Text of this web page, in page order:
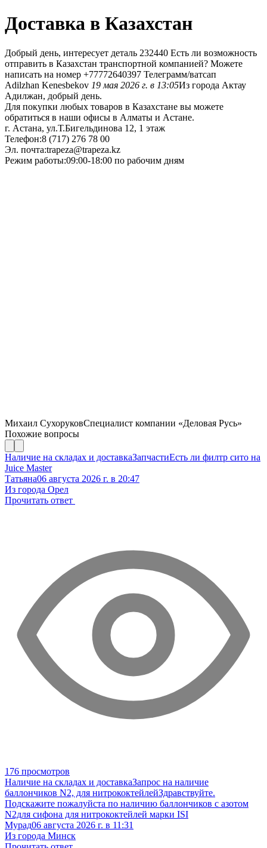
Доставка в Казахстан
Добрый день, интересует деталь 232440 Есть ли возможность
отправить в Казахстан транспортной компанией? Можете
написать на номер +77772640397 Телеграмм/ватсап
Adilzhan Kenesbekov 19 мая 2026 г. в 13:05Из города Актау
Адилжан, добрый день.
Для покупки любых товаров в Казахстане вы можете
обратиться в наши офисы в Алматы и Астане.
г. Астана, ул.Т.Бигельдинова 12, 1 этаж
Телефон:8 (717) 276 78 00
Эл. почта:trapeza@trapeza.kz
Режим работы:09:00-18:00 по рабочим дням
Михаил СухоруковСпециалист компании «Деловая Русь»
Похожие вопросы
Наличие на складах и доставкаЗапчастиЕсть ли филтр сито на
Juice Master
Татьяна06 августа 2026 г. в 20:47
Из города Орел
Прочитать ответ
176 просмотров
Наличие на складах и доставкаЗапрос на наличие
баллончиков N2, для нитрококтейлейЗдравствуйте.
Подскажите пожалуйста по наличию баллончиков с азотом
N2для сифона для нитрококтейлей марки ISI
Мурад06 августа 2026 г. в 11:31
Из города Минск